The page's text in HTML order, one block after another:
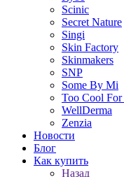
Scinic
Secret Nature
Singi
Skin Factory
Skinmakers
SNP
Some By Mi
Too Cool For
WellDerma
Zenzia
Новости
Блог
Как купить
Назад